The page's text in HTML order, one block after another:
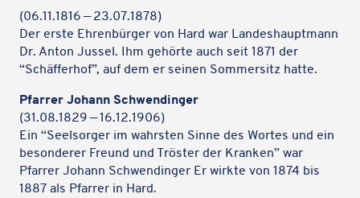
Aktiv in Hard
Veranstaltungen, Vereine & See
(06.11.1816 — 23.07.1878)
Der erste Ehren­bür­ger von Hard war Landes­haupt­mann
Dr. Anton Jussel. Ihm gehörte auch seit 1871 der
“Schäf­fer­hof”, auf dem er seinen Sommer­sitz hatte.
Pfarrer Johann Schwendinger
(31.08.1829 — 16.12.1906)
Ein “Seel­sor­ger im wahrs­ten Sinne des Wortes und ein
beson­de­rer Freund und Tröster der Kranken” war
Pfarrer Johann Schwen­din­ger Er wirkte von 1874 bis
1887 als Pfarrer in Hard.